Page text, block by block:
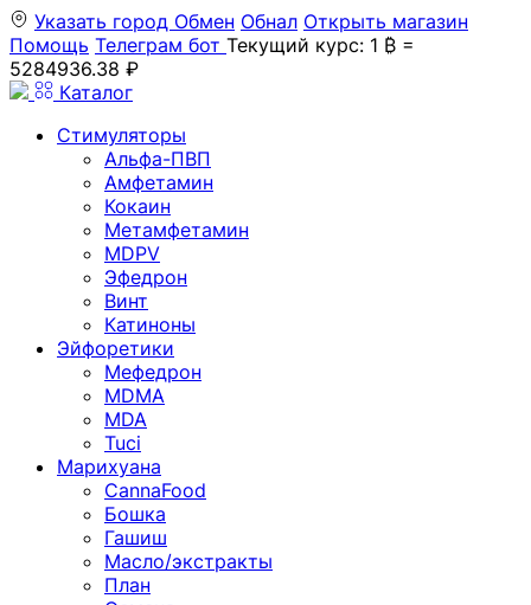
Указать город Обмен Обнал Открыть магазин
Помощь Телеграм бот Текущий курс: 1 ₿ =
5284936.38 ₽
Каталог
Стимуляторы
Альфа-ПВП
Амфетамин
Кокаин
Метамфетамин
MDPV
Эфедрон
Винт
Катиноны
Эйфоретики
Мефедрон
MDMA
MDA
Tuci
Марихуана
CannaFood
Бошка
Гашиш
Масло/экстракты
План